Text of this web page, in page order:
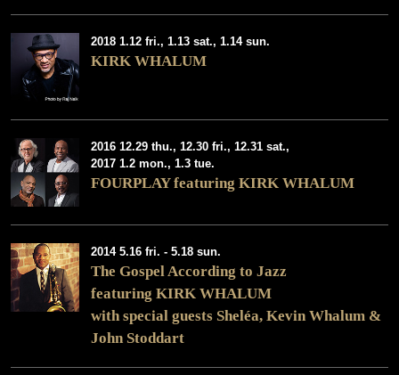
2018 1.12 fri., 1.13 sat., 1.14 sun.
KIRK WHALUM
2016 12.29 thu., 12.30 fri., 12.31 sat.,
2017 1.2 mon., 1.3 tue.
FOURPLAY featuring KIRK WHALUM
2014 5.16 fri. - 5.18 sun.
The Gospel According to Jazz
featuring KIRK WHALUM
with special guests Sheléa, Kevin Whalum &
John Stoddart